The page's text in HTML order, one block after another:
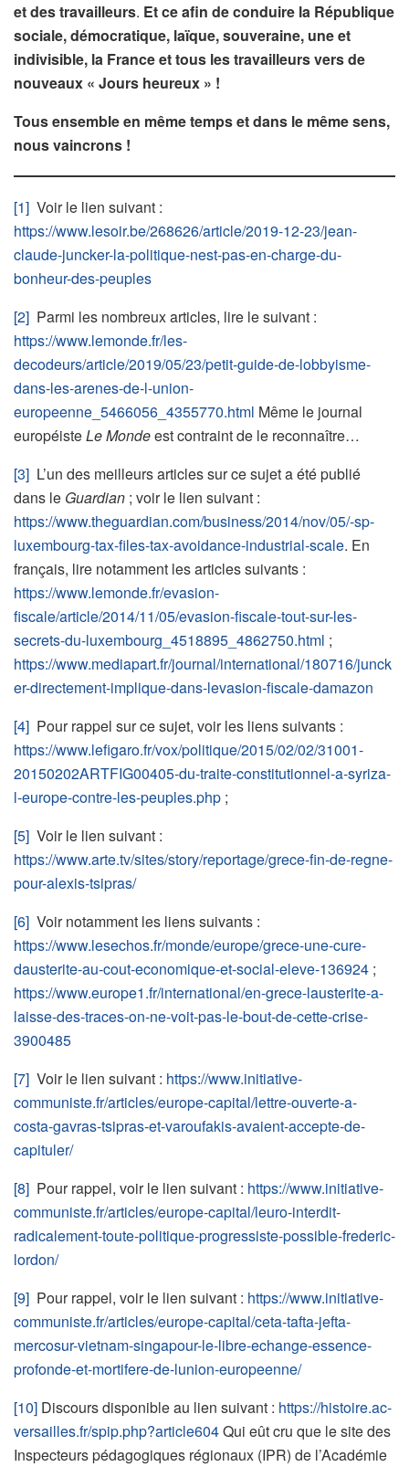
et des travailleurs. Et ce afin de conduire la République
sociale, démocratique, laïque, souveraine, une et
indivisible, la France et tous les travailleurs vers de
nouveaux « Jours heureux » !
Tous ensemble en même temps et dans le même sens,
nous vaincrons !
[1] Voir le lien suivant :
https://www.lesoir.be/268626/article/2019-12-23/jean-
claude-juncker-la-politique-nest-pas-en-charge-du-
bonheur-des-peuples
[2] Parmi les nombreux articles, lire le suivant :
https://www.lemonde.fr/les-
decodeurs/article/2019/05/23/petit-guide-de-lobbyisme-
dans-les-arenes-de-l-union-
europeenne_5466056_4355770.html Même le journal
européisteLe Mondeest contraint de le reconnaître…
[3] L’un des meilleurs articles sur ce sujet a été publié
dans le Guardian ; voir le lien suivant :
https://www.theguardian.com/business/2014/nov/05/-sp-
luxembourg-tax-files-tax-avoidance-industrial-scale. En
français, lire notamment les articles suivants :
https://www.lemonde.fr/evasion-
fiscale/article/2014/11/05/evasion-fiscale-tout-sur-les-
secrets-du-luxembourg_4518895_4862750.html ;
https://www.mediapart.fr/journal/international/180716/junck
er-directement-implique-dans-levasion-fiscale-damazon
[4] Pour rappel sur ce sujet, voir les liens suivants :
https://www.lefigaro.fr/vox/politique/2015/02/02/31001-
20150202ARTFIG00405-du-traite-constitutionnel-a-syriza-
l-europe-contre-les-peuples.php ;
[5] Voir le lien suivant :
https://www.arte.tv/sites/story/reportage/grece-fin-de-regne-
pour-alexis-tsipras/
[6] Voir notamment les liens suivants :
https://www.lesechos.fr/monde/europe/grece-une-cure-
dausterite-au-cout-economique-et-social-eleve-136924 ;
https://www.europe1.fr/international/en-grece-lausterite-a-
laisse-des-traces-on-ne-voit-pas-le-bout-de-cette-crise-
3900485
[7] Voir le lien suivant : https://www.initiative-
communiste.fr/articles/europe-capital/lettre-ouverte-a-
costa-gavras-tsipras-et-varoufakis-avaient-accepte-de-
capituler/
[8] Pour rappel, voir le lien suivant : https://www.initiative-
communiste.fr/articles/europe-capital/leuro-interdit-
radicalement-toute-politique-progressiste-possible-frederic-
lordon/
[9] Pour rappel, voir le lien suivant : https://www.initiative-
communiste.fr/articles/europe-capital/ceta-tafta-jefta-
mercosur-vietnam-singapour-le-libre-echange-essence-
profonde-et-mortifere-de-lunion-europeenne/
[10] Discours disponible au lien suivant : https://histoire.ac-
versailles.fr/spip.php?article604Qui eût cru que le site des
Inspecteurs pédagogiques régionaux (IPR) de l’Académie